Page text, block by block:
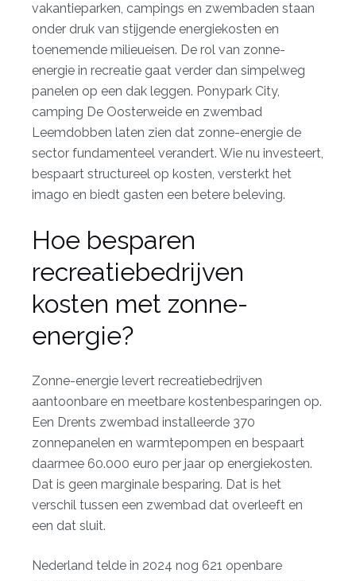
vakantieparken, campings en zwembaden staan
onder druk van stijgende energiekosten en
toenemende milieueisen. De rol van zonne-
energie in recreatie gaat verder dan simpelweg
panelen op een dak leggen. Ponypark City,
camping De Oosterweide en zwembad
Leemdobben laten zien dat zonne-energie de
sector fundamenteel verandert. Wie nu investeert,
bespaart structureel op kosten, versterkt het
imago en biedt gasten een betere beleving.
Hoe besparen
recreatiebedrijven
kosten met zonne-
energie?
Zonne-energie levert recreatiebedrijven
aantoonbare en meetbare kostenbesparingen op.
Een Drents zwembad installeerde 370
zonnepanelen en warmtepompen en bespaart
daarmee 60.000 euro per jaar op energiekosten.
Dat is geen marginale besparing. Dat is het
verschil tussen een zwembad dat overleeft en
een dat sluit.
Nederland telde in 2024 nog 621 openbare